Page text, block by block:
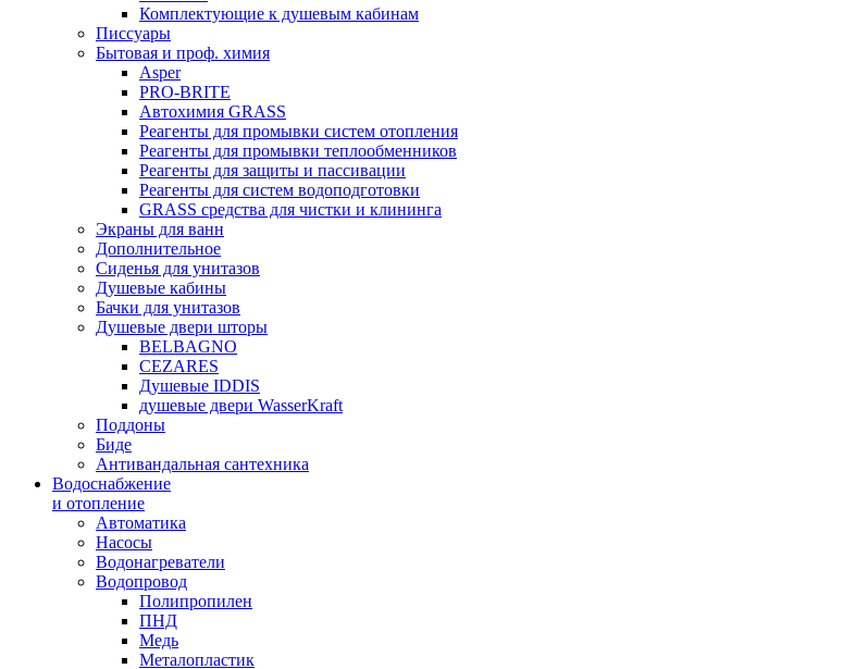
Комплектующие к душевым кабинам
Писсуары
Бытовая и проф. химия
Asper
PRO-BRITE
Автохимия GRASS
Реагенты для промывки систем отопления
Реагенты для промывки теплообменников
Реагенты для защиты и пассивации
Реагенты для систем водоподготовки
GRASS средства для чистки и клининга
Экраны для ванн
Дополнительное
Сиденья для унитазов
Душевые кабины
Бачки для унитазов
Душевые двери шторы
BELBAGNO
CEZARES
Душевые IDDIS
душевые двери WasserKraft
Поддоны
Биде
Антивандальная сантехника
Водоснабжение
и отопление
Автоматика
Насосы
Водонагреватели
Водопровод
Полипропилен
ПНД
Медь
Металопластик